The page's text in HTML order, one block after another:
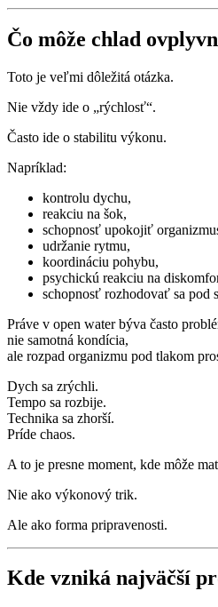
Čo môže chlad
Toto je veľmi dôležitá otázka.
Nie vždy ide o „rýchlosť“.
Často ide o stabilitu výkonu.
Napríklad:
kontrolu dychu,
reakciu na šok,
schopnosť upokojiť
udržanie rytmu,
koordináciu pohybu,
psychickú reakciu na
schopnosť rozhodovať sa pod
Práve v open water býva často
nie samotná kondícia,
ale rozpad organizmu pod tlakom
Dych sa zrýchli.
Tempo sa rozbije.
Technika sa zhorší.
Príde chaos.
A to je presne moment, kde môže
Nie ako výkonový trik.
Ale ako forma pripravenosti.
Kde vzniká najväčší